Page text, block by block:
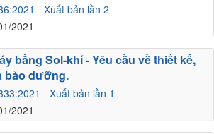
- Xuất bản lần 2
2021
- Xuất bản lần 1
2021
bằng Sol-khí - Yêu cầu về thiết kế,
bảo dưỡng.